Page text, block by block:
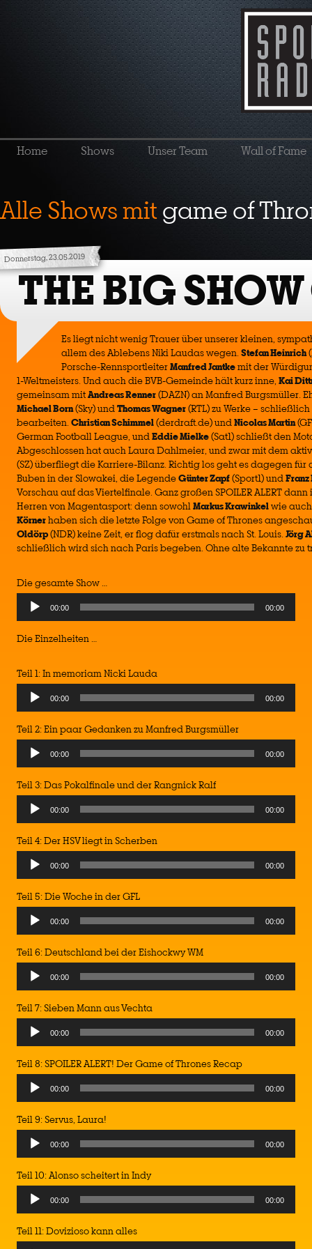
Home Shows Unser Team Wall of Fame
Alle Shows mitgame of
Donnerstag, 23.05.2019
THE BIG
Es liegt nicht wenig Trauer über unserer kleinen,
allem des Ablebens Niki Laudas wegen.Stefan Heinrich
Porsche-RennsportleiterManfred Jantkemit der
1-Weltmeisters. Und auch die BVB-Gemeinde hält kurz inne, Kai
gemeinsam mitAndreas Renner(DAZN) an Manfred Burgsmüller.
Michael Born(Sky) undThomas Wagner(RTL) zu Werke –
bearbeiten.Christian Schimmel(derdraft.de) undNicolas Martin
German Football League, undEddie Mielke(Sat1) schließt den
Abgeschlossen hat auch Laura Dahlmeier, und zwar mit dem
(SZ) überfliegt die Karriere-Bilanz. Richtig los geht es dagegen für
Buben in der Slowakei, die LegendeGünter Zapf(Sport1) undFranz
Vorschau auf das Viertelfinale. Ganz großen SPOILER ALERT
Herren von Magentasport: denn sowohlMarkus Krawinkelwie
Körnerhaben sich die letzte Folge von Game of Thrones
Oldörp(NDR) keine Zeit, er flog dafür erstmals nach St. Louis.Jörg
schließlich wird sich nach Paris begeben. Ohne alte Bekannte zu
Die gesamte Show …
Audio
Player
00:00 00:00
Die Einzelheiten …
Teil 1: In memoriam Nicki Lauda
Audio
Player
00:00 00:00
Teil 2: Ein paar Gedanken zu Manfred Burgsmüller
Audio
Player
00:00 00:00
Teil 3: Das Pokalfinale und der Rangnick Ralf
Audio
Player
00:00 00:00
Teil 4: Der HSV liegt in Scherben
Audio
Player
00:00 00:00
Teil 5: Die Woche in der GFL
Audio
Player
00:00 00:00
Teil 6: Deutschland bei der Eishockwy WM
Audio
Player
00:00 00:00
Teil 7: Sieben Mann aus Vechta
Audio
Player
00:00 00:00
Teil 8: SPOILER ALERT! Der Game of Thrones Recap
Audio
Player
00:00 00:00
Teil 9: Servus, Laura!
Audio
Player
00:00 00:00
Teil 10: Alonso scheitert in Indy
Audio
Player
00:00 00:00
Teil 11: Dovizioso kann alles